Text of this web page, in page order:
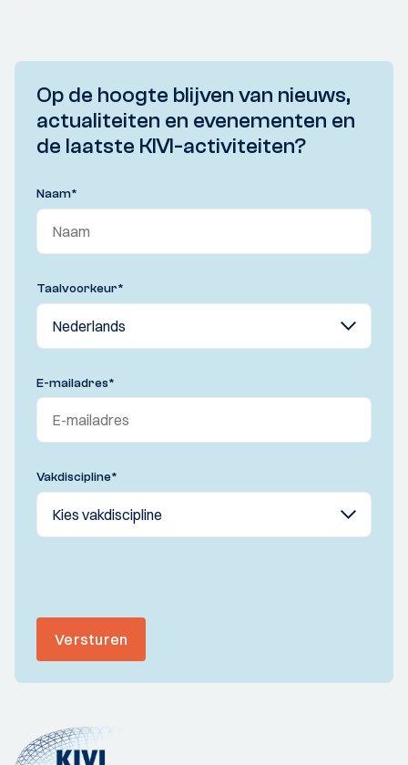
Op de hoogte blijven van nieuws,
actualiteiten en evenementen en
de laatste KIVI-activiteiten?
Naam*
Taalvoorkeur*
E-mailadres*
Vakdiscipline*
Versturen